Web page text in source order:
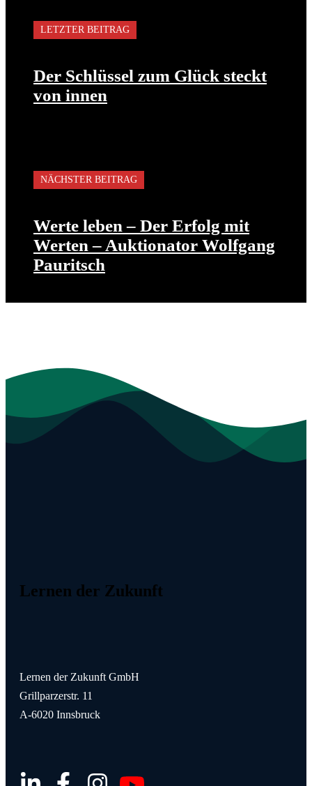
LETZTER BEITRAG
Der Schlüssel zum Glück steckt
von innen
NÄCHSTER BEITRAG
Werte leben – Der Erfolg mit
Werten – Auktionator Wolfgang
Pauritsch
Lernen der Zukunft
Lernen der Zukunft GmbH
Grillparzerstr. 11
A-6020 Innsbruck